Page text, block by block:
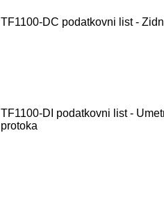
TF1100-DC podatkovni list -
TF1100-DI podatkovni list -
protoka